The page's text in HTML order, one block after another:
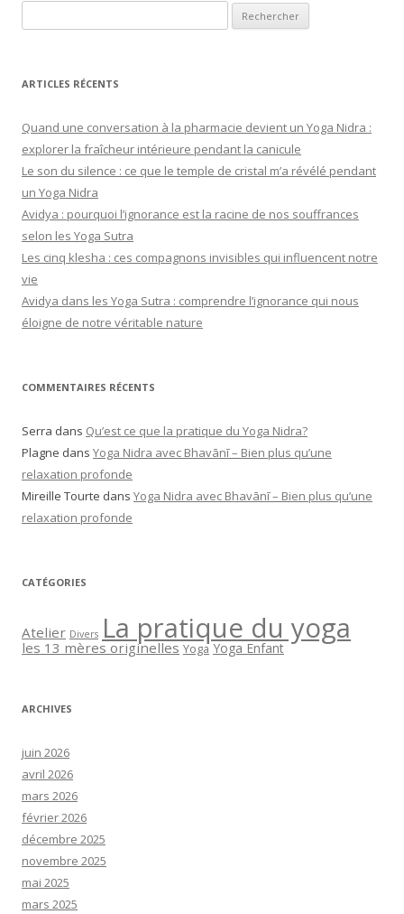
ARTICLES RÉCENTS
Quand une conversation à la pharmacie devient un Yoga Nidra :
explorer la fraîcheur intérieure pendant la canicule
Le son du silence : ce que le temple de cristal m’a révélé pendant
un Yoga Nidra
Avidya : pourquoi l’ignorance est la racine de nos souffrances
selon les Yoga Sutra
Les cinq klesha : ces compagnons invisibles qui influencent notre
vie
Avidya dans les Yoga Sutra : comprendre l’ignorance qui nous
éloigne de notre véritable nature
COMMENTAIRES RÉCENTS
Serra dans Qu’est ce que la pratique du Yoga Nidra?
Plagne dans Yoga Nidra avec Bhavānī – Bien plus qu’une
relaxation profonde
Mireille Tourte dans Yoga Nidra avec Bhavānī – Bien plus qu’une
relaxation profonde
CATÉGORIES
Atelier Divers La pratique du yoga
les 13 mères originelles Yoga Yoga Enfant
ARCHIVES
juin 2026
avril 2026
mars 2026
février 2026
décembre 2025
novembre 2025
mai 2025
mars 2025